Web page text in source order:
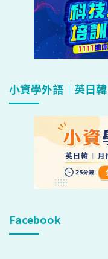
小資學外語｜英日
Facebook